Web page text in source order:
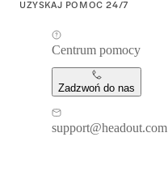
UZYSKAJ POMOC 24/7
Centrum pomocy
Zadzwoń do nas
support@headout.com